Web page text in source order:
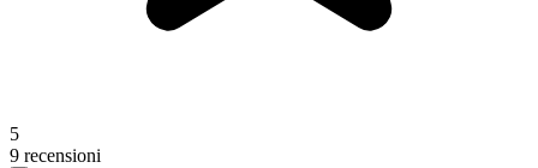
5
9 recensioni